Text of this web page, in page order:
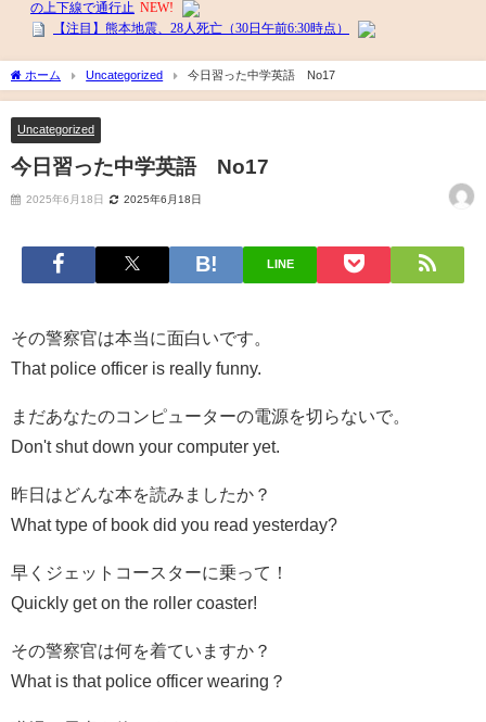
ホーム Uncategorized 今日習った中学英語 No17
Uncategorized
今日習った中学英語 No17
2025年6月18日 2025年6月18日
LINE
その警察官は本当に面白いです。
That police officer is really funny.
まだあなたのコンピューターの電源を切らないで。
Don't shut down your computer yet.
昨日はどんな本を読みましたか？
What type of book did you read yesterday?
早くジェットコースターに乗って！
Quickly get on the roller coaster!
その警察官は何を着ていますか？
What is that police officer wearing？